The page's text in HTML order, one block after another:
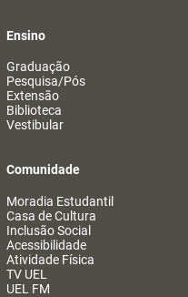
Ensino
Graduação
Pesquisa/Pós
Extensão
Biblioteca
Vestibular
Comunidade
Moradia Estudantil
Casa de Cultura
Inclusão Social
Acessibilidade
Atividade Física
TV UEL
UEL FM